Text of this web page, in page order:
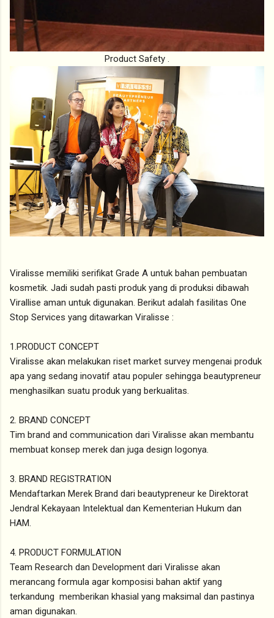
Product Safety .
Viralisse memiliki serifikat Grade A untuk bahan pembuatan
kosmetik. Jadi sudah pasti produk yang di produksi dibawah
Virallise aman untuk digunakan. Berikut adalah fasilitas One
Stop Services yang ditawarkan Viralisse :
1.PRODUCT CONCEPT
Viralisse akan melakukan riset market survey mengenai produk
apa yang sedang inovatif atau populer sehingga beautypreneur
menghasilkan suatu produk yang berkualitas.
2. BRAND CONCEPT
Tim brand and communication dari Viralisse akan membantu
membuat konsep merek dan juga design logonya.
3. BRAND REGISTRATION
Mendaftarkan Merek Brand dari beautypreneur ke Direktorat
Jendral Kekayaan Intelektual dan Kementerian Hukum dan
HAM.
4. PRODUCT FORMULATION
Team Research dan Development dari Viralisse akan
merancang formula agar komposisi bahan aktif yang
terkandung memberikan khasial yang maksimal dan pastinya
aman digunakan.